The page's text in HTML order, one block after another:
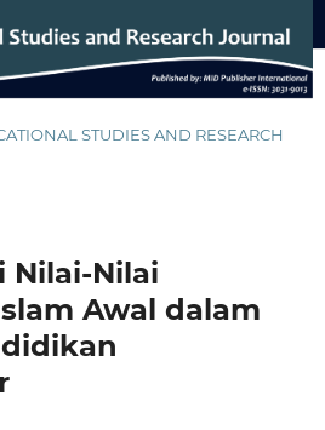
STUDIES AND RESEARCH
Nilai-Nilai
Awal dalam